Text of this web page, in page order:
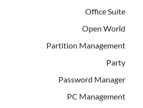
Office Suite
Open World
Partition Management
Party
Password Manager
PC Management